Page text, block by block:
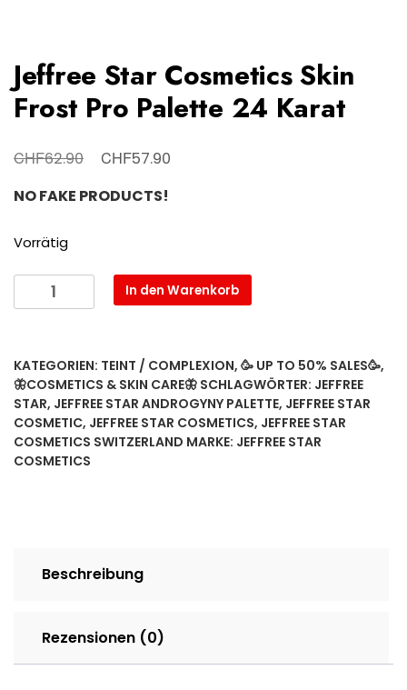
Jeffree Star Cosmetics Skin
Frost Pro Palette 24 Karat
CHF62.90
Ursprünglicher
war:
CHF57.90
NO FAKE PRODUCTS!
Vorrätig
Jeffree
Star
Frost
Pro
Palette
24
Karat
In den Warenkorb
KATEGORIEN: TEINT / COMPLEXION, 🥳 UP TO 50% SALES🥳,
🦋COSMETICS & SKIN CARE🦋 SCHLAGWÖRTER: JEFFREE
STAR, JEFFREE STAR ANDROGYNY PALETTE, JEFFREE STAR
COSMETIC, JEFFREE STAR COSMETICS, JEFFREE STAR
COSMETICS SWITZERLAND MARKE: JEFFREE STAR
COSMETICS
Beschreibung
Rezensionen (0)